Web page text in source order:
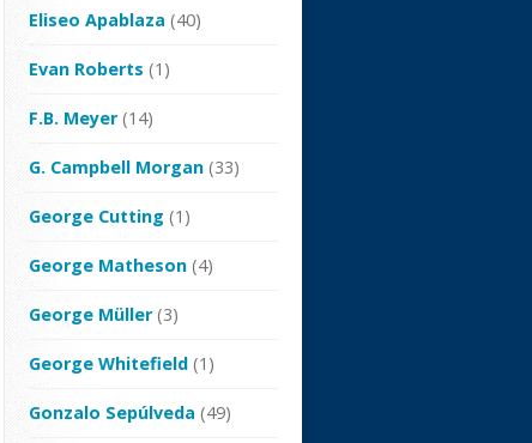
Eliseo Apablaza (40)
Evan Roberts (1)
F.B. Meyer(14)
G. Campbell Morgan (33)
George Cutting (1)
George Matheson (4)
George Müller(3)
George Whitefield (1)
Gonzalo Sepúlveda (49)